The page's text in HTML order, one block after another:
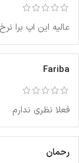
عالیه این اپ برا
Fariba
فعلا نظری ندارم
رحمان